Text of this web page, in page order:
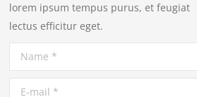
lorem ipsum tempus purus, et feugiat
lectus efficitur eget.
Name *
E-mail *